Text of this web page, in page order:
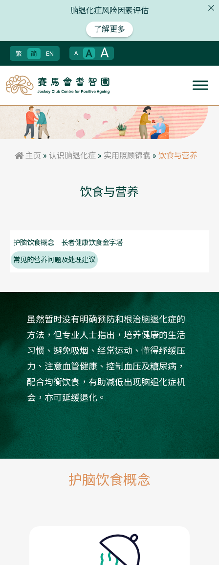
脑退化症风险因素评估
了解更多
繁 简 EN A A A
主页 » 认识脑退化症 » 实用照顾锦囊 » 饮食与营养
饮食与营养
护脑饮食概念 长者健康饮食金字塔
常见的营养问题及处理建议
虽然暂时没有明确预防和根治脑退化症的
方法，但专业人士指出，培养健康的生活
习惯、避免吸烟、经常运动、懂得纾缓压
力、注意血管健康、控制血压及糖尿病，
配合均衡饮食，有助减低出现脑退化症机
会，亦可延缓退化。
护脑饮食概念